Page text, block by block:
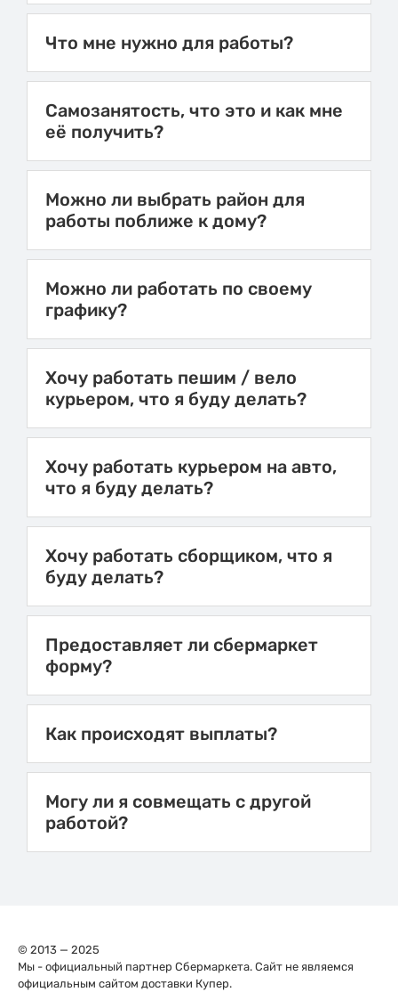
Что мне нужно для работы?
Самозанятость, что это и как мне
её получить?
Можно ли выбрать район для
работы поближе к дому?
Можно ли работать по своему
графику?
Хочу работать пешим / вело
курьером, что я буду делать?
Хочу работать курьером на авто,
что я буду делать?
Хочу работать сборщиком, что я
буду делать?
Предоставляет ли сбермаркет
форму?
Как происходят выплаты?
Могу ли я совмещать с другой
работой?
© 2013 — 2025
Мы - официальный партнер Сбермаркета. Сайт не являемся
официальным сайтом доставки Купер.